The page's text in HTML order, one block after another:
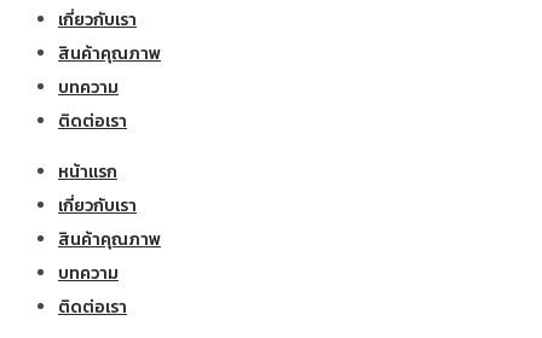
เกี่ยวกับเรา
สินค้าคุณภาพ
บทความ
ติดต่อเรา
หน้าแรก
เกี่ยวกับเรา
สินค้าคุณภาพ
บทความ
ติดต่อเรา